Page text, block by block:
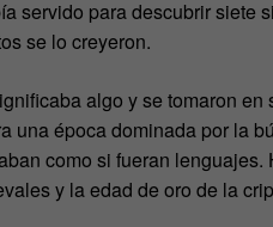
servido para descubrir siete
se lo creyeron.
algo y se tomaron
una época dominada por la
como si fueran
y la edad de oro de la